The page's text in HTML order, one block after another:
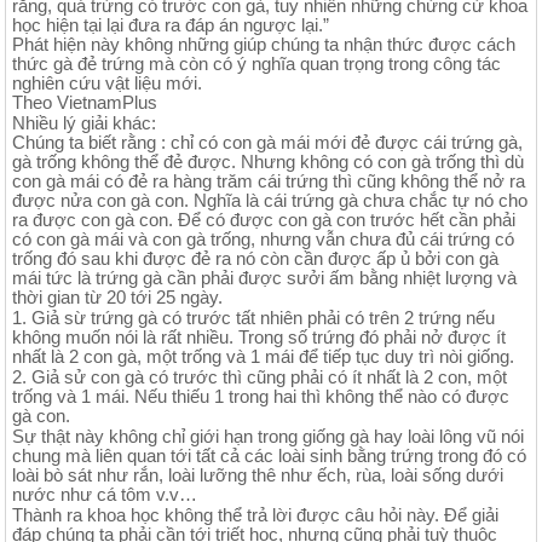
rằng, quá trứng có trước con gà, tuy nhiên những chứng cứ khoa
học hiện tại lại đưa ra đáp án ngược lại.”
Phát hiện này không những giúp chúng ta nhận thức được cách
thức gà đẻ trứng mà còn có ý nghĩa quan trọng trong công tác
nghiên cứu vật liệu mới.
Theo VietnamPlus
Nhiều lý giải khác:
Chúng ta biết rằng : chỉ có con gà mái mới đẻ được cái trứng gà,
gà trống không thể đẻ được. Nhưng không có con gà trống thì dù
con gà mái có đẻ ra hàng trăm cái trứng thì cũng không thể nở ra
được nửa con gà con. Nghĩa là cái trứng gà chưa chắc tự nó cho
ra được con gà con. Để có được con gà con trước hết cần phải
có con gà mái và con gà trống, nhưng vẫn chưa đủ cái trứng có
trống đó sau khi được đẻ ra nó còn cần được ấp ủ bởi con gà
mái tức là trứng gà cần phải được sưởi ấm bằng nhiệt lượng và
thời gian từ 20 tới 25 ngày.
1. Giả sừ trứng gà có trước tất nhiên phải có trên 2 trứng nếu
không muốn nói là rất nhiều. Trong số trứng đó phải nở được ít
nhất là 2 con gà, một trống và 1 mái để tiếp tục duy trì nòi giống.
2. Giả sử con gà có trước thì cũng phải có ít nhất là 2 con, một
trống và 1 mái. Nếu thiếu 1 trong hai thì không thể nào có được
gà con.
Sự thật này không chỉ giới hạn trong giống gà hay loài lông vũ nói
chung mà liên quan tới tất cả các loài sinh bằng trứng trong đó có
loài bò sát như rắn, loài lưỡng thê như ếch, rùa, loài sống dưới
nước như cá tôm v.v…
Thành ra khoa học không thể trả lời được câu hỏi này. Để giải
đáp chúng ta phải cần tới triết học, nhưng cũng phải tuỳ thuộc